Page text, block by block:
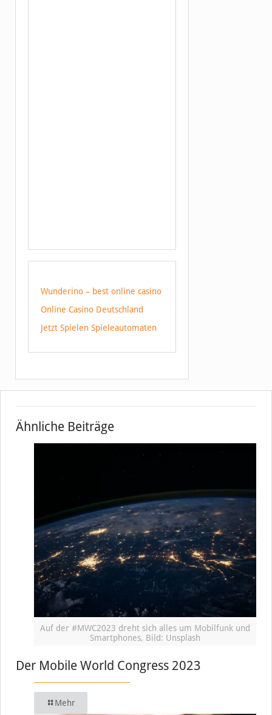
Wunderino – best online casino
Online Casino Deutschland
Jetzt Spielen Spieleautomaten
Ähnliche Beiträge
Auf der #MWC2023 dreht sich alles um Mobilfunk und
Smartphones, Bild: Unsplash
Der Mobile World Congress 2023
Mehr